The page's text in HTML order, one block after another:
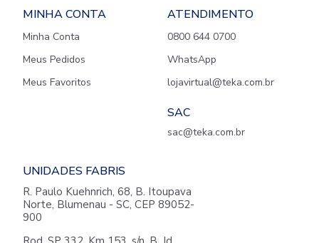
MINHA CONTA
Minha Conta
Meus Pedidos
Meus Favoritos
ATENDIMENTO
0800 644 0700
WhatsApp
lojavirtual@teka.com.br
SAC
sac@teka.com.br
UNIDADES FABRIS
R. Paulo Kuehnrich, 68, B. Itoupava
Norte, Blumenau - SC, CEP 89052-
900